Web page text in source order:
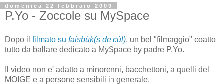
domenica 22 febbraio 2009
P.Yo - Zoccole su MySpace
Dopo il filmato su faisbùk(s de cùl), un bel "filmaggio" coatto
tutto da ballare dedicato a MySpace by padre P.Yo.
Il video non e' adatto a minorenni, bacchettoni, a quelli del
MOIGE e a persone sensibili in generale.